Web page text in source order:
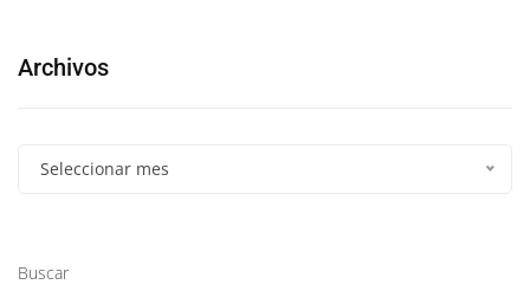
Archivos
Seleccionar mes
Buscar